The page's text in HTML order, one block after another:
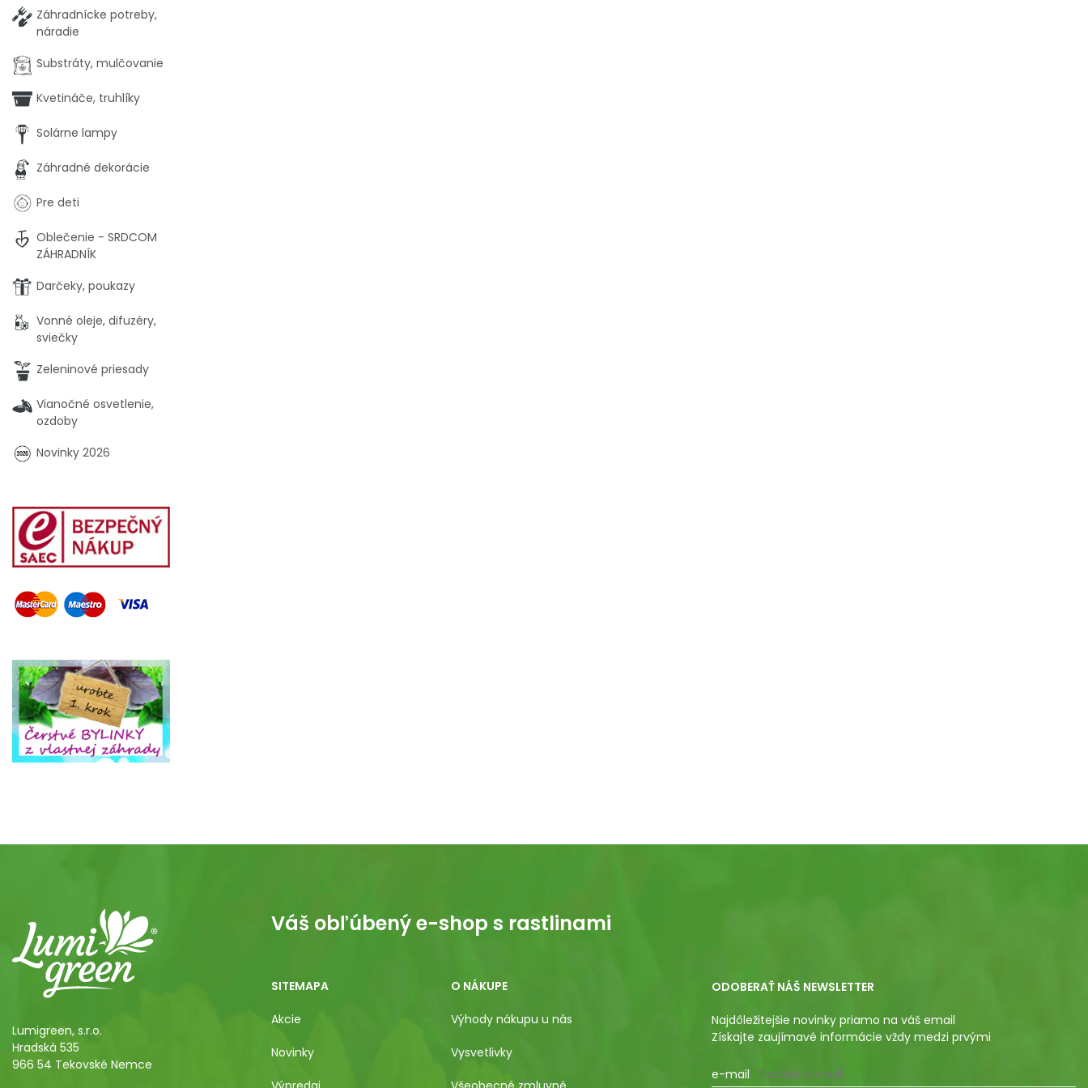
Záhradnícke potreby,
náradie
Substráty, mulčovanie
Kvetináče, truhlíky
Solárne lampy
Záhradné dekorácie
Pre deti
Oblečenie - SRDCOM
ZÁHRADNÍK
Darčeky, poukazy
Vonné oleje, difuzéry,
sviečky
Zeleninové priesady
Vianočné osvetlenie,
ozdoby
Novinky 2026
Lumigreen, s.r.o.
Hradská 535
966 54 Tekovské Nemce
Váš obľúbený e-shop s rastlinami
SITEMAPA
Akcie
Novinky
O NÁKUPE
Výhody nákupu u nás
Vysvetlivky
ODOBERAŤ NÁŠ NEWSLETTER
Najdôležitejšie novinky priamo na váš email
Získajte zaujímavé informácie vždy medzi prvými
e-mail